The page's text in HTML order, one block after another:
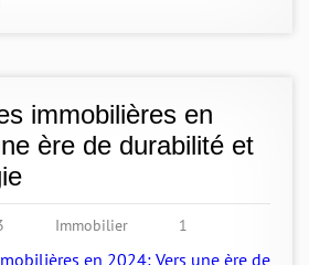
immobilières en
ère de durabilité et
Immobilier 1